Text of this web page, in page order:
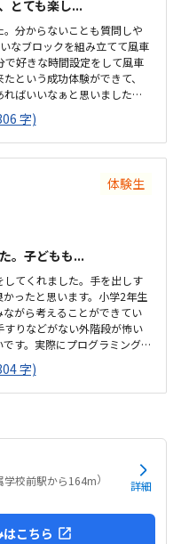
とても楽し...
分からないことも質問しや
なブロックを組み立てて風車
好きな時間設定をして風車
という成功体験ができて、
ばいいなぁと思いました。
体験でしたが、教室は学校
そうな雰囲気でした。高く
した。曜日が火曜日、金曜
もっといいなぁと思いまし
字)
体験生
。子どもも...
てくれました。手を出しす
ったと思います。小学2年生
がら考えることができてい
りなどがない外階段が怖い
す。実際にプログラミングの
たのですが、全体的に綺麗
たら比較的高いと思います。
。1対1なので、分からないと
字)
学校前駅から164m）
詳細
こちら